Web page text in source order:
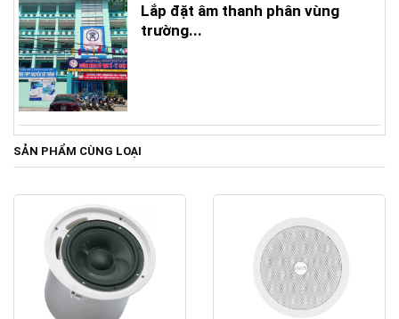
Lắp đặt âm thanh phân vùng
trường...
SẢN PHẨM CÙNG LOẠI